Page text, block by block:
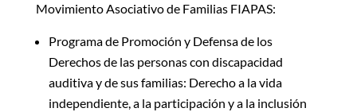
Movimiento Asociativo de Familias FIAPAS:
Programa de Promoción y Defensa de los
Derechos de las personas con discapacidad
auditiva y de sus familias: Derecho a la vida
independiente, a la participación y a la inclusión